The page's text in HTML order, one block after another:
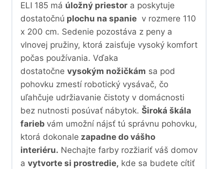
ELI 185 má úložný priestor a poskytuje
dostatočnú plochu na spanie v rozmere 110
x 200 cm. Sedenie pozostáva z peny a
vlnovej pružiny, ktorá zaisťuje vysoký komfort
počas používania. Vďaka
dostatočne vysokým nožičkám sa pod
pohovku zmestí robotický vysávač, čo
uľahčuje udržiavanie čistoty v domácnosti
bez nutnosti posúvať nábytok. Široká škála
farieb vám umožní nájsť tú správnu pohovku,
ktorá dokonale zapadne do vášho
interiéru. Nechajte farby rozžiariť váš domov
a vytvorte si prostredie, kde sa budete cítiť